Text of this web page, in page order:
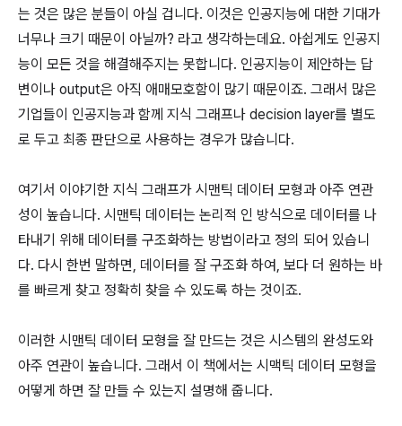
는 것은 많은 분들이 아실 겁니다. 이것은 인공지능에 대한 기대가
너무나 크기 때문이 아닐까? 라고 생각하는데요. 아쉽게도 인공지
능이 모든 것을 해결해주지는 못합니다. 인공지능이 제안하는 답
변이나 output은 아직 애매모호함이 많기 때문이죠. 그래서 많은
기업들이 인공지능과 함께 지식 그래프나 decision layer를 별도
로 두고 최종 판단으로 사용하는 경우가 많습니다.
여기서 이야기한 지식 그래프가 시맨틱 데이터 모형과 아주 연관
성이 높습니다. 시맨틱 데이터는 논리적 인 방식으로 데이터를 나
타내기 위해 데이터를 구조화하는 방법이라고 정의 되어 있습니
다. 다시 한번 말하면, 데이터를 잘 구조화 하여, 보다 더 원하는 바
를 빠르게 찾고 정확히 찾을 수 있도록 하는 것이죠.
이러한 시맨틱 데이터 모형을 잘 만드는 것은 시스템의 완성도와
아주 연관이 높습니다. 그래서 이 책에서는 시맥틱 데이터 모형을
어떻게 하면 잘 만들 수 있는지 설명해 줍니다.